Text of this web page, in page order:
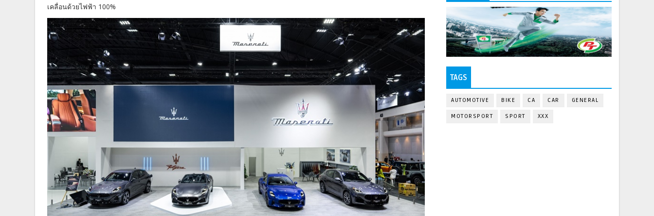
เคลื่อนด้วยไฟฟ้า 100%
TAGS
AUTOMOTIVE BIKE CA CAR GENERAL
MOTORSPORT SPORT XXX